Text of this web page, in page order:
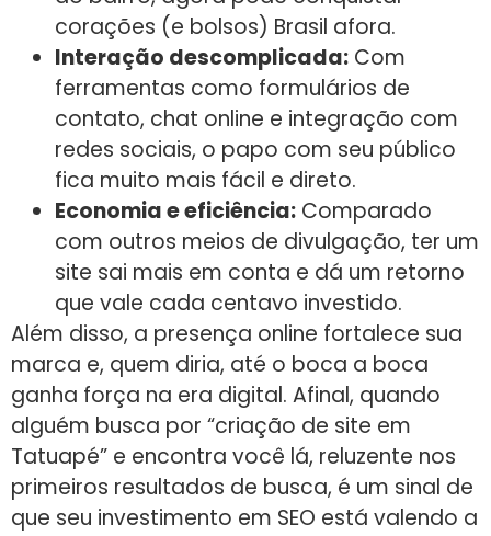
corações (e bolsos) Brasil afora.
Interação descomplicada: Com
ferramentas como formulários de
contato, chat online e integração com
redes sociais, o papo com seu público
fica muito mais fácil e direto.
Economia e eficiência: Comparado
com outros meios de divulgação, ter um
site sai mais em conta e dá um retorno
que vale cada centavo investido.
Além disso, a presença online fortalece sua
marca e, quem diria, até o boca a boca
ganha força na era digital. Afinal, quando
alguém busca por “criação de site em
Tatuapé” e encontra você lá, reluzente nos
primeiros resultados de busca, é um sinal de
que seu investimento em SEO está valendo a